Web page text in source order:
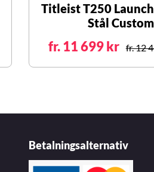
Titleist T250 Launch
Stål Custom
fr. 11 699 kr fr. 12
Betalningsalternativ